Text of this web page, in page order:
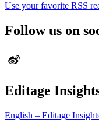
Use your favorite RSS
Follow us on
Editage
English – Editage